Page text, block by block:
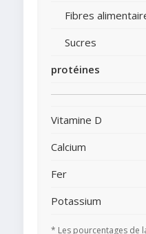
Fibres
Sucres
protéines
Vitamine D
Calcium
Fer
Potassium
* Les pourcentages de